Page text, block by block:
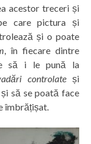
acestor treceri și
care pictura și
și o poate
, în fiecare dintre
să i le pună la
controlateși
să se poată face
îmbrățișat.